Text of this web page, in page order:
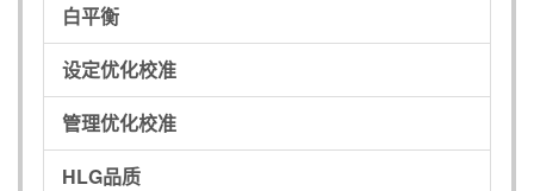
白平衡
设定优化校准
管理优化校准
HLG品质